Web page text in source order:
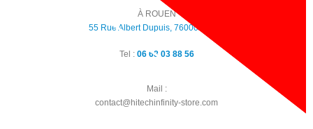
À ROUEN
55 Rue Albert Dupuis, 76000 Rouen
Tel : 06 68 03 88 56
Mail :
contact@hitechinfinity-store.com